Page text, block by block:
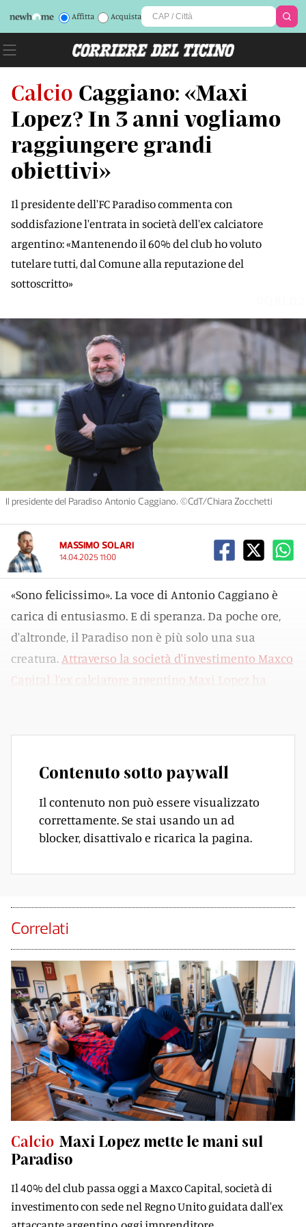
Affitta Acquista
Calcio Caggiano: «Maxi
Lopez? In 3 anni vogliamo
raggiungere grandi
obiettivi»
Il presidente dell'FC Paradiso commenta con
soddisfazione l'entrata in società dell'ex calciatore
argentino: «Mantenendo il 60% del club ho voluto
tutelare tutti, dal Comune alla reputazione del
sottoscritto»
Il presidente del Paradiso Antonio Caggiano. ©CdT/Chiara Zocchetti
MASSIMO SOLARI
14.04.2025 11:00
«Sono felicissimo». La voce di Antonio Caggiano è
carica di entusiasmo. E di speranza. Da poche ore,
d'altronde, il Paradiso non è più solo una sua
creatura. Attraverso la società d'investimento Maxco
Capital, l'ex calciatore argentino Maxi Lopez ha
Contenuto sotto paywall
Il contenuto non può essere visualizzato
correttamente. Se stai usando un ad
blocker, disattivalo e ricarica la pagina.
Correlati
Calcio Maxi Lopez mette le mani sul
Paradiso
Il 40% del club passa oggi a Maxco Capital, società di
investimento con sede nel Regno Unito guidata dall'ex